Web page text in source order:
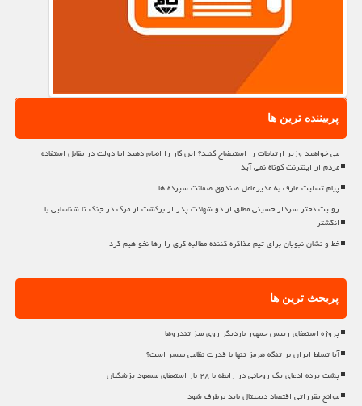
پربیننده ترین ها
می خواهید وزیر ارتباطات را استیضاح کنید؟ این کار را انجام دهید اما دولت در مقابل استفاده
مردم از اینترنت کوتاه نمی آید
پیام تسلیت عارف به مدیرعامل صندوق ضمانت سپرده ها
روایت دختر سردار حسینی مطلق از دو شهادت پدر از برگشت از مرگ در جنگ تا شناسایی با
انگشتر
خط و نشان نبویان برای تیم مذاکره کننده مطالبه گری را رها نخواهیم کرد
پربحث ترین ها
پروژه استعفای رییس جمهور باردیگر روی میز تندروها
آیا تسلط ایران بر تنگه هرمز تنها با قدرت نظامی میسر است؟
پشت پرده ادعای یک روحانی در رابطه با ۲۸ بار استعفای مسعود پزشکیان
موانع مقرراتی اقتصاد دیجیتال باید برطرف شود